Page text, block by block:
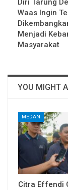
Diri Tarung
Waas Ingin
Menjadi
Masyarakat
YOU MIGHT
MEDAN
Citra Effendi